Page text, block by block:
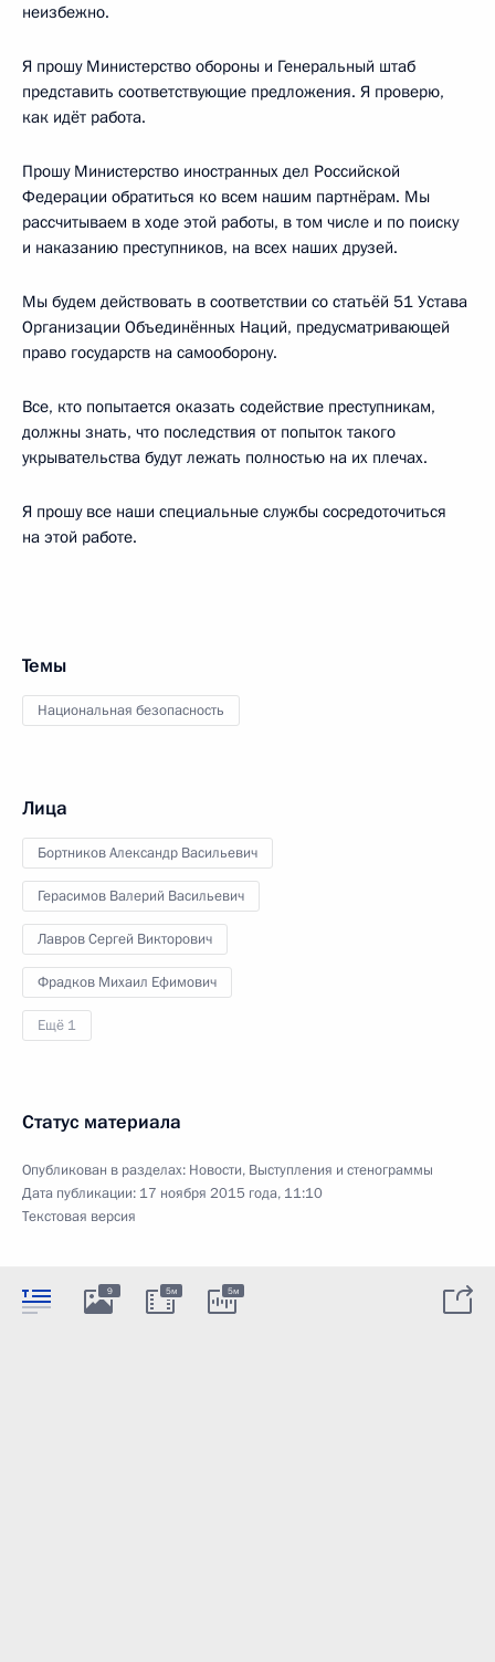
неизбежно.
Я прошу Министерство обороны и Генеральный штаб
представить соответствующие предложения. Я проверю,
как идёт работа.
Прошу Министерство иностранных дел Российской
Федерации обратиться ко всем нашим партнёрам. Мы
рассчитываем в ходе этой работы, в том числе и по поиску
и наказанию преступников, на всех наших друзей.
Мы будем действовать в соответствии со статьёй 51 Устава
Организации Объединённых Наций, предусматривающей
право государств на самооборону.
Все, кто попытается оказать содействие преступникам,
должны знать, что последствия от попыток такого
укрывательства будут лежать полностью на их плечах.
Я прошу все наши специальные службы сосредоточиться
на этой работе.
Темы
Национальная безопасность
Лица
Бортников Александр Васильевич
Герасимов Валерий Васильевич
Лавров Сергей Викторович
Фрадков Михаил Ефимович
Ещё 1
Статус материала
Опубликован в разделах: Новости, Выступления и стенограммы
Дата публикации: 17 ноября 2015 года, 11:10
Текстовая версия
9 5м 5м